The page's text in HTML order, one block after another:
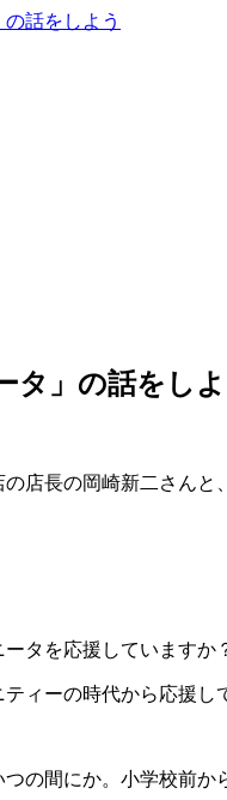
タ」の話をしよ
店長の岡崎新二さんと
タを応援していますか
ティーの時代から応援し
つの間にか。小学校前